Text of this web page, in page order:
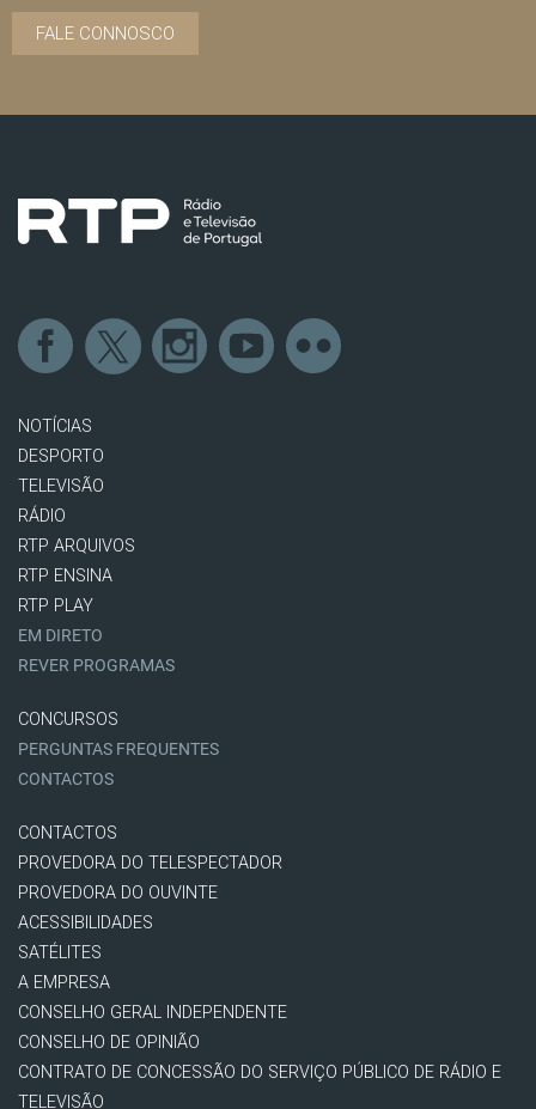
FALE CONNOSCO
NOTÍCIAS
DESPORTO
TELEVISÃO
RÁDIO
RTP ARQUIVOS
RTP ENSINA
RTP PLAY
EM DIRETO
REVER PROGRAMAS
CONCURSOS
PERGUNTAS FREQUENTES
CONTACTOS
CONTACTOS
PROVEDORA DO TELESPECTADOR
PROVEDORA DO OUVINTE
ACESSIBILIDADES
SATÉLITES
A EMPRESA
CONSELHO GERAL INDEPENDENTE
CONSELHO DE OPINIÃO
CONTRATO DE CONCESSÃO DO SERVIÇO PÚBLICO DE RÁDIO E
TELEVISÃO